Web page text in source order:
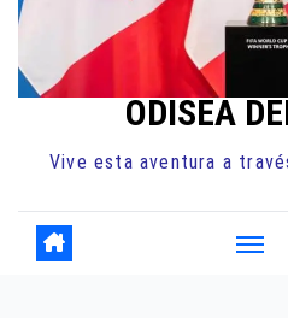
ODISEA
Vive esta aventura a